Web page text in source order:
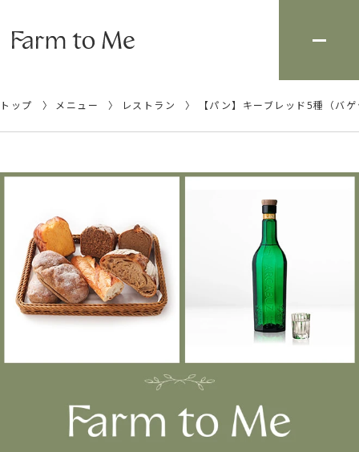
トップ メニュー レストラン 【パン】キーブレッド5種（バ